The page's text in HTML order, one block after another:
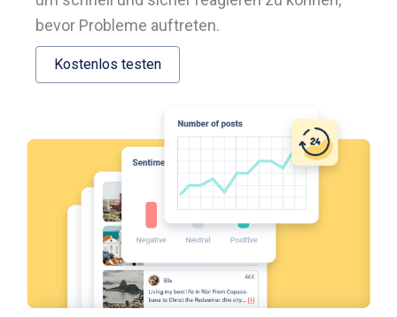
bevor Probleme auftreten.
Kostenlos testen